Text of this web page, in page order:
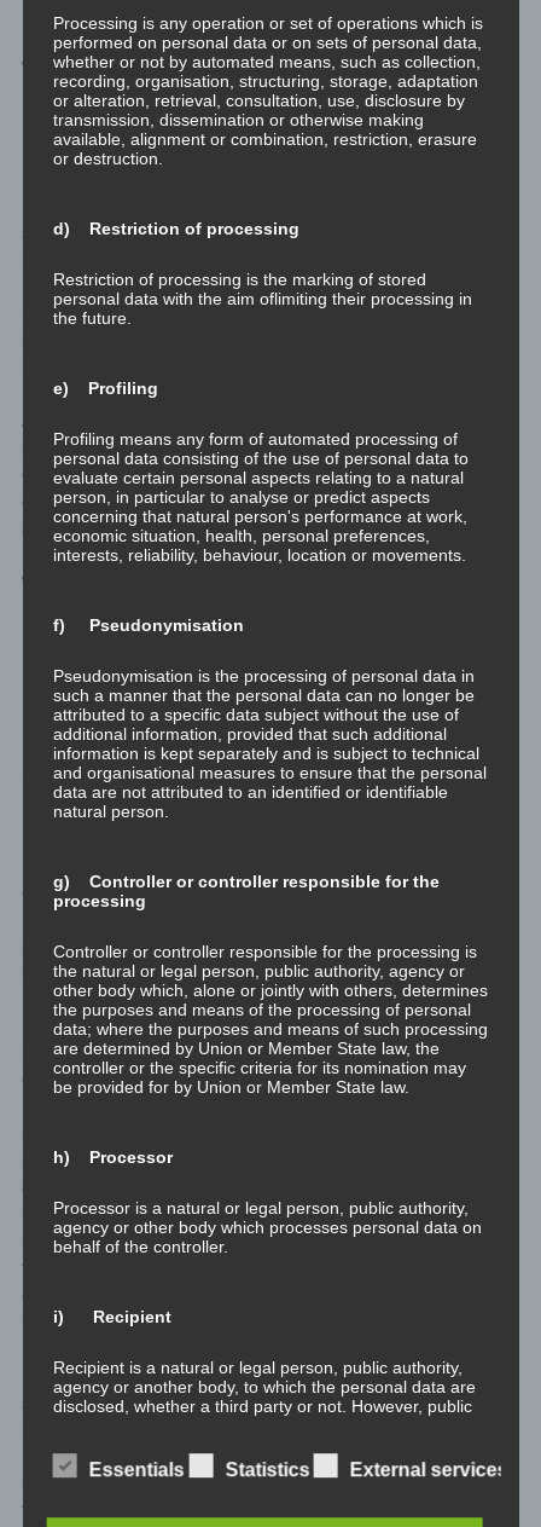
Wie sich persönliche Entwicklung
und spirituelles Wachstum
gegenseitig unterstützen
sich gegenseitig, indem sie verschiedene Aspekte der
Persönliche Entwicklung fördert das Selbstbewusstsein und die
Selbstreflexion, was wiederum das spirituelle Wachstum
Auf der anderen Seite trägt spirituelles Wachstum dazu bei, dass
persönliche Entwicklung nicht nur oberflächlich ist, sondern auch
eine tiefere Bedeutung erhält. Es eröffnet neue Perspektiven und
ermöglicht es uns, unser Handeln in einem größeren Kontext zu
sehen, was zu einem sinnerfüllten Leben beitragen kann.
Wie persönliche Entwicklung und
spirituelles Wachstum zu
und gelebter Selbstbestimmung
beitragen, wie diese Begriffe
zusammenhängen und wodurch sie
sich unterscheiden
essentielle Bestandteile auf dem Weg zur genommenen
persönliche Entwicklung erweitern wir unser Selbstbewusstsein,
lernen unsere Stärken und Schwächen kennen und sind in der
Lage, bewusstere Entscheidungen zu treffen. Es stärkt unsere
Fähigkeit, die Verantwortung für unsere Handlungen zu
übernehmen und uns aktiv für die Gestaltung unseres Lebens
einzusetzen.
unsere inneren Werte und Bedürfnisse erkennen und bewusst
danach handeln. Es ermöglicht uns, uns mit einem tieferen Sinn
und Zweck zu verbinden und unser Handeln in Einklang mit
unseren spirituellen Überzeugungen zu bringen. Das wiederum
fördert die gelebte Selbstbestimmung, da wir bewusst und
authentisch handeln und unsere Entscheidungen im Einklang mit
unserem inneren Selbst treffen.
Insgesamt unterstützen sich persönliche Entwicklung und
spirituelles Wachstum in ihrem Streben nach Selbstentfaltung
Entwicklung auf die physische und mentale Ebene abzielt, betont
spirituelles Wachstum die spirituelle Dimension. Gemeinsam
tragen sie dazu bei, dass wir uns selbst besser kennenlernen,
Processing is any operation or set of operations which is
performed on personal data or on sets of personal data,
whether or not by automated means, such as collection,
recording, organisation, structuring, storage, adaptation
or alteration, retrieval, consultation, use, disclosure by
transmission, dissemination or otherwise making
available, alignment or combination, restriction, erasure
or destruction.
d) Restriction of processing
Restriction of processing is the marking of stored
personal data with the aim oflimiting their processing in
the future.
e) Profiling
Profiling means any form of automated processing of
personal data consisting of the use of personal data to
evaluate certain personal aspects relating to a natural
person, in particular to analyse or predict aspects
concerning that natural person's performance at work,
economic situation, health, personal preferences,
interests, reliability, behaviour, location or movements.
f) Pseudonymisation
Pseudonymisation is the processing of personal data in
such a manner that the personal data can no longer be
attributed to a specific data subject without the use of
additional information, provided that such additional
information is kept separately and is subject to technical
and organisational measures to ensure that the personal
data are not attributed to an identified or identifiable
natural person.
g) Controller or controller responsible for the
processing
Controller or controller responsible for the processing is
the natural or legal person, public authority, agency or
other body which, alone or jointly with others, determines
the purposes and means of the processing of personal
data; where the purposes and means of such processing
are determined by Union or Member State law, the
controller or the specific criteria for its nomination may
be provided for by Union or Member State law.
h) Processor
Processor is a natural or legal person, public authority,
agency or other body which processes personal data on
behalf of the controller.
i) Recipient
Recipient is a natural or legal person, public authority,
agency or another body, to which the personal data are
disclosed, whether a third party or not. However, public
Union or Member State law shall not be regarded as
recipients; the processing of those data by those public
data protection rules according to the purposes of the
Essentials Statistics External services